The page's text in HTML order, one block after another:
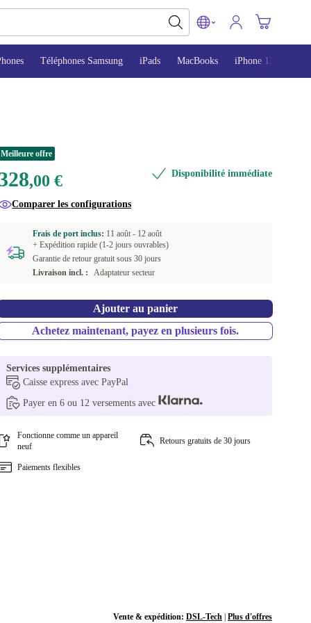
Téléphones Samsung iPads MacBooks iPhone 13
Meilleure offre
,00 € Disponibilité immédiate
Comparer les configurations
Frais de port inclus: 11 août - 12 août
+ Expédition rapide (1-2 jours ouvrables)
Garantie de retour gratuit sous 30 jours
Livraison incl. :
Adaptateur secteur
Ajouter au panier
Achetez maintenant, payez en plusieurs fois.
Services supplémentaires
Caisse express avec PayPal
Payer en 6 ou 12 versements avec
Fonctionne comme un appareil
neuf
Retours gratuits de 30 jours
Paiements flexibles
Vente & expédition: DSL-Tech| Plus d'offres